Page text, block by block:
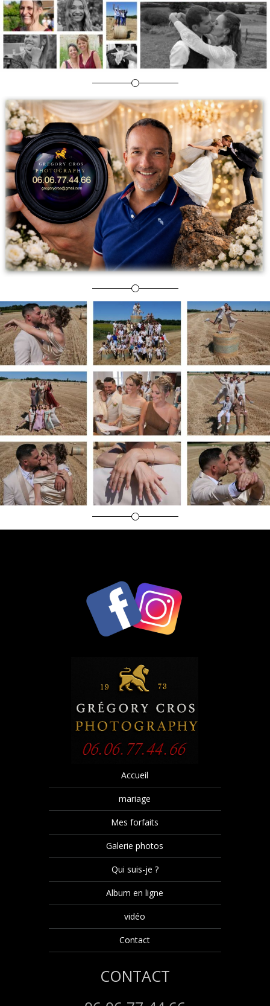
Accueil
mariage
Mes forfaits
Galerie photos
Qui suis-je ?
Album en ligne
vidéo
Contact
CONTACT